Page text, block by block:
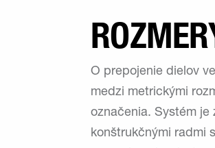
O prepojenie dielov
medzi metrickými
označenia. Systém je
konštrukčnými radmi